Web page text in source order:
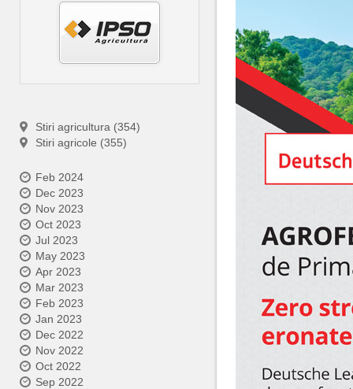
Stiri agricultura (354)
Stiri agricole (355)
Feb 2024
Dec 2023
Nov 2023
Oct 2023
Jul 2023
May 2023
Apr 2023
Mar 2023
Feb 2023
Jan 2023
Dec 2022
Nov 2022
Oct 2022
Sep 2022